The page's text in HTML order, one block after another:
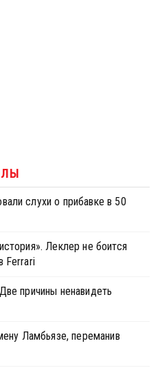
слухи о прибавке в 50
Леклер не боится
Ferrari
причины ненавидеть
Ламбьязе, переманив